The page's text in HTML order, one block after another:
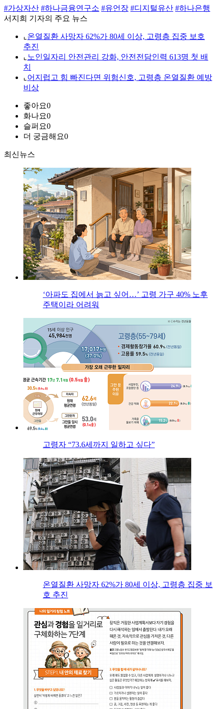
#가상자산 #하나금융연구소 #유언장 #디지털유산 #하나은행
서지희 기자의 주요 뉴스
⌞ 온열질환 사망자 62%가 80세 이상, 고령층 집중 보호
추진
⌞ 노인일자리 안전관리 강화, 안전전담인력 613명 첫 배
치
⌞ 어지럽고 힘 빠진다면 위험신호, 고령층 온열질환 예방
비상
좋아요0
화나요0
슬퍼요0
더 궁금해요0
최신뉴스
‘아파도 집에서 늙고 싶어…’ 고령 가구 40% 노후
주택이라 어려워
고령자 “73.6세까지 일하고 싶다”
온열질환 사망자 62%가 80세 이상, 고령층 집중 보
호 추진